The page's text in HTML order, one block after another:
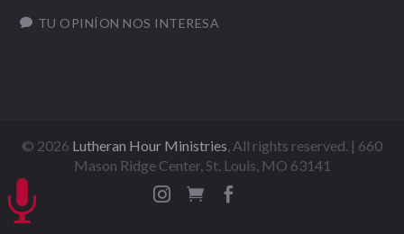
 TU OPINÍON NOS INTERESA
© 2026 Lutheran Hour Ministries, All rights reserved. | 660
Mason Ridge Center, St. Louis, MO 63141

 
